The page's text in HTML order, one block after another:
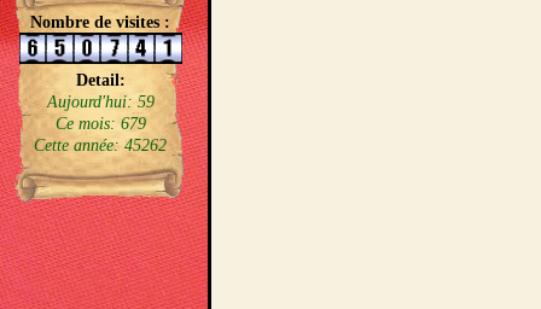
Nombre de visites :
Detail:
Aujourd'hui: 59
Ce mois: 679
Cette année: 45262